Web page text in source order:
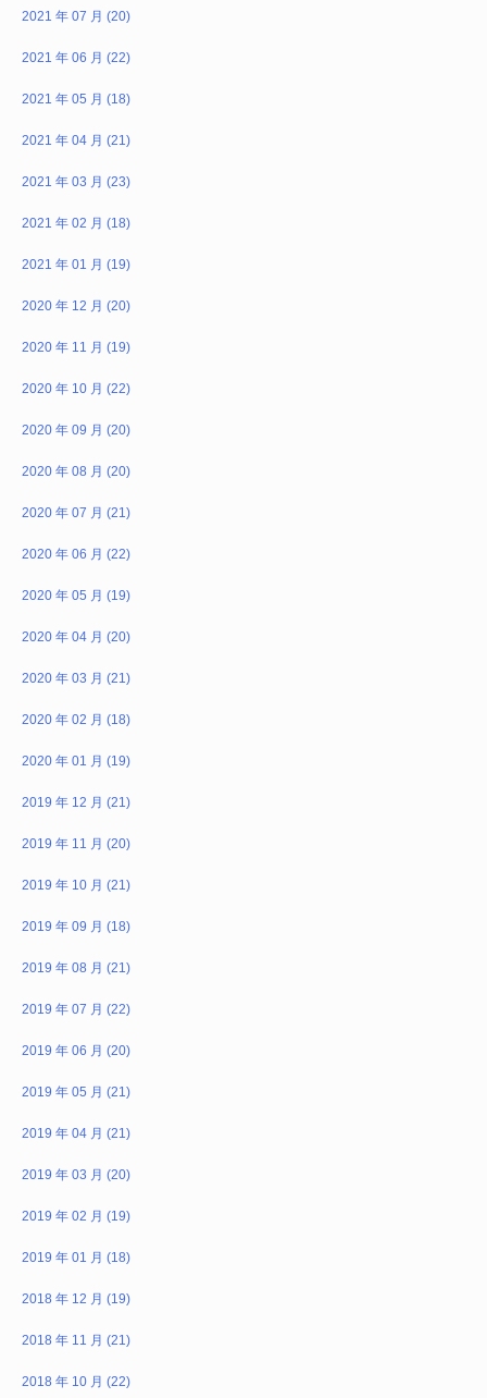
2021 年 07 月 (20)
2021 年 06 月 (22)
2021 年 05 月 (18)
2021 年 04 月 (21)
2021 年 03 月 (23)
2021 年 02 月 (18)
2021 年 01 月 (19)
2020 年 12 月 (20)
2020 年 11 月 (19)
2020 年 10 月 (22)
2020 年 09 月 (20)
2020 年 08 月 (20)
2020 年 07 月 (21)
2020 年 06 月 (22)
2020 年 05 月 (19)
2020 年 04 月 (20)
2020 年 03 月 (21)
2020 年 02 月 (18)
2020 年 01 月 (19)
2019 年 12 月 (21)
2019 年 11 月 (20)
2019 年 10 月 (21)
2019 年 09 月 (18)
2019 年 08 月 (21)
2019 年 07 月 (22)
2019 年 06 月 (20)
2019 年 05 月 (21)
2019 年 04 月 (21)
2019 年 03 月 (20)
2019 年 02 月 (19)
2019 年 01 月 (18)
2018 年 12 月 (19)
2018 年 11 月 (21)
2018 年 10 月 (22)